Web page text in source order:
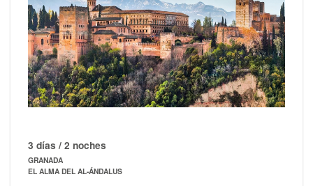
3 días / 2 noches
GRANADA
EL ALMA DEL AL-ÁNDALUS